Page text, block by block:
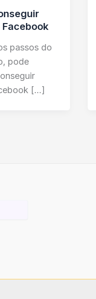
passos do
pode
[…]